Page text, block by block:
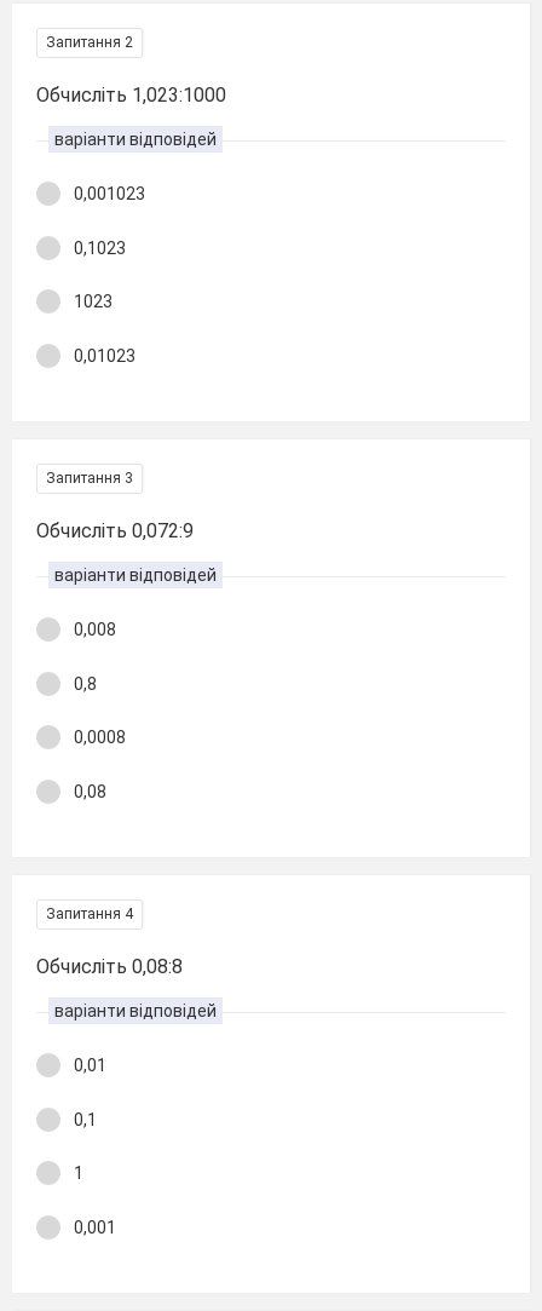
Запитання 2
Обчисліть 1,023:1000
варіанти відповідей
0,001023
0,1023
1023
0,01023
Запитання 3
Обчисліть 0,072:9
варіанти відповідей
0,008
0,8
0,0008
0,08
Запитання 4
Обчисліть 0,08:8
варіанти відповідей
0,01
0,1
1
0,001